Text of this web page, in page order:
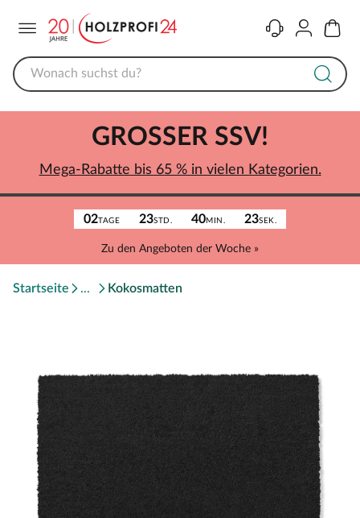
KontaktKonto
02TAGE 23STD. 40MIN. 23SEK.
Zu den Angeboten der Woche »
GROSSER SSV!
Mega-Rabatte bis 65 % in vielen Kategorien.
Startseite Kokosmatten